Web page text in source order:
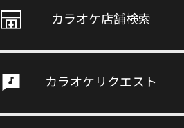
カラオケ店舗検索
カラオケリクエスト